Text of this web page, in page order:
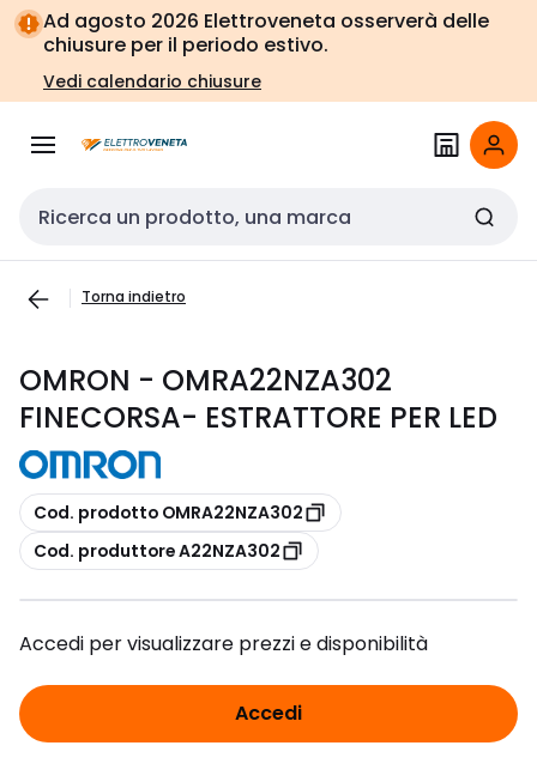
Vai alla
navigazione
Vai
alla
pagina
Ad agosto 2026 Elettroveneta osserverà delle
chiusure per il periodo estivo.
Vedi calendario chiusure
Cerca input
Torna indietro
OMRON - OMRA22NZA302
FINECORSA- ESTRATTORE PER LED
copia
Cod. prodotto OMRA22NZA302
copia
Cod. produttore A22NZA302
Accedi per visualizzare prezzi e disponibilità
Accedi